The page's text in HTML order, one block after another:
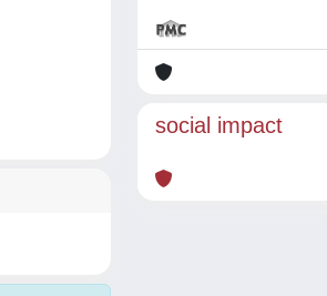
social impact